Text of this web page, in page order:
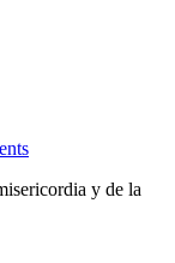
y de la